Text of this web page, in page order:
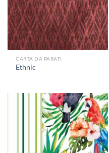
CARTA DA PARATI
Ethnic